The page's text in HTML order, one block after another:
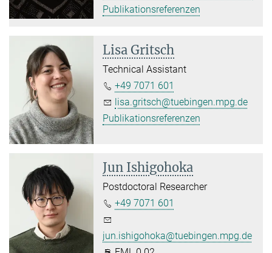
Publikationsreferenzen
Lisa Gritsch
Technical Assistant
+49 7071 601
lisa.gritsch@tuebingen.mpg.de
Publikationsreferenzen
Jun Ishigohoka
Postdoctoral Researcher
+49 7071 601
jun.ishigohoka@tuebingen.mpg.de